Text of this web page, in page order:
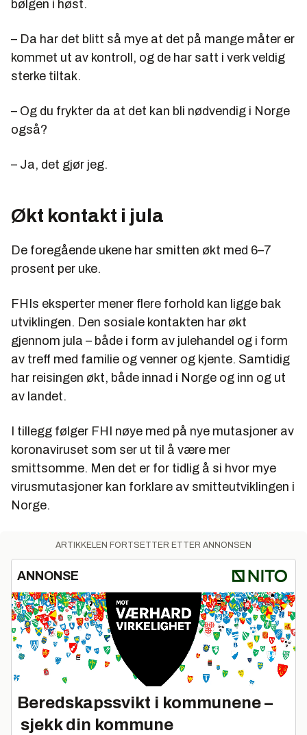
bølgen i høst.
– Da har det blitt så mye at det på mange måter er
kommet ut av kontroll, og de har satt i verk veldig
sterke tiltak.
– Og du frykter da at det kan bli nødvendig i Norge
også?
– Ja, det gjør jeg.
Økt kontakt i jula
De foregående ukene har smitten økt med 6–7
prosent per uke.
FHIs eksperter mener flere forhold kan ligge bak
utviklingen. Den sosiale kontakten har økt
gjennom jula – både i form av julehandel og i form
av treff med familie og venner og kjente. Samtidig
har reisingen økt, både innad i Norge og inn og ut
av landet.
I tillegg følger FHI nøye med på nye mutasjoner av
koronaviruset som ser ut til å være mer
smittsomme. Men det er for tidlig å si hvor mye
virusmutasjoner kan forklare av smitteutviklingen i
Norge.
ARTIKKELEN FORTSETTER ETTER ANNONSEN
ANNONSE
Beredskapssvikt i kommunene –
sjekk din kommune